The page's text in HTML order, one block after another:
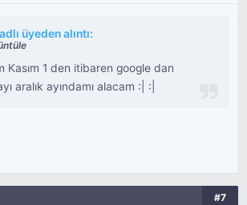
üyeden alıntı:
Kasım 1 den itibaren google dan
aralık ayındamı alacam :| :|
#7